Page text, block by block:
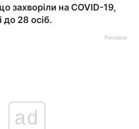
захворіли на COVID-19,
до 28 осіб.
Реклама
ad